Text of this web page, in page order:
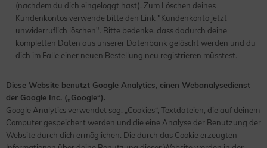
(nachdem du dich eingeloggt hast). Zum Löschen deines
Kundenkontos verwende bitte den Link "Kundenkonto jetzt
unwiderruflich löschen". Bitte bedenke, dass dadurch deine
kompletten Daten aus unserer Datenbank gelöscht werden und du
dich im Falle einer neuen Bestellung neu registrieren müsstest.
Diese Website benutzt Google Analytics, einen Webanalysedienst
der Google Inc. („Google“).
Google Analytics verwendet sog. „Cookies“, Textdateien, die auf deinem
Computer gespeichert werden und die eine Analyse der Benutzung der
Website durch dich ermöglichen. Die durch das Cookie erzeugten